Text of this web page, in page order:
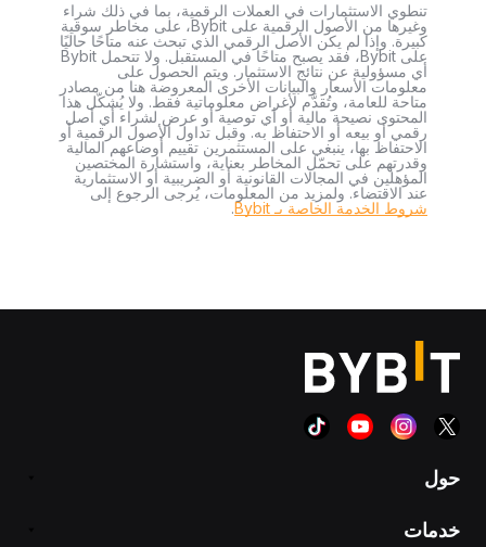
تنطوي الاستثمارات في العملات الرقمية، بما في ذلك شراء
وغيرها من الأصول الرقمية على Bybit، على مخاطر سوقية
كبيرة. وإذا لم يكن الأصل الرقمي الذي تبحث عنه متاحًا حاليًا
على Bybit، فقد يصبح متاحًا في المستقبل. ولا تتحمل Bybit
أي مسؤولية عن نتائج الاستثمار. ويتم الحصول على
معلومات الأسعار والبيانات الأخرى المعروضة هنا من مصادر
متاحة للعامة، وتُقدَّم لأغراض معلوماتية فقط. ولا يُشكّل هذا
المحتوى نصيحة مالية أو أي توصية أو عرض لشراء أي أصل
رقمي أو بيعه أو الاحتفاظ به. وقبل تداول الأصول الرقمية أو
الاحتفاظ بها، ينبغي على المستثمرين تقييم أوضاعهم المالية
وقدرتهم على تحمّل المخاطر بعناية، واستشارة المختصين
المؤهلين في المجالات القانونية أو الضريبية أو الاستثمارية
عند الاقتضاء. ولمزيد من المعلومات، يُرجى الرجوع إلى
شروط الخدمة الخاصة بـ Bybit
.
حول
خدمات